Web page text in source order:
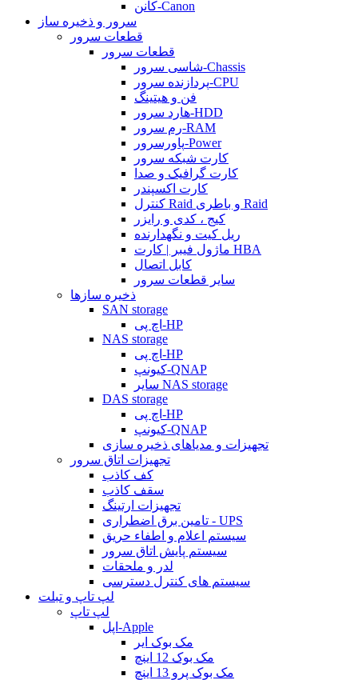
کانن-Canon
سرور و ذخیره ساز
قطعات سرور
قطعات سرور
شاسی سرور-Chassis
پردازنده سرور-CPU
فن و هیتینگ
هارد سرور-HDD
رم سرور-RAM
پاورسرور-Power
کارت شبکه سرور
کارت گرافیک و صدا
کارت اکسپندر
کنترل Raid و باطری Raid
کیج ، کدی و رایزر
ریل کیت و نگهدارنده
ماژول فیبر | کارت HBA
کابل اتصال
سایر قطعات سرور
ذخیره سازها
SAN storage
اچ پی-HP
NAS storage
اچ پی-HP
کیونپ-QNAP
سایر NAS storage
DAS storage
اچ پی-HP
کیونپ-QNAP
تجهیزات و مدیاهای ذخیره سازی
تجهیزات اتاق سرور
کف کاذب
سقف کاذب
تجهیزات ارتینگ
تامین برق اضطراری - UPS
سیستم اعلام و اطفاء حریق
سیستم پایش اتاق سرور
لدر و ملحقات
سیستم های کنترل دسترسی
لپ تاپ و تبلت
لپ تاپ
اپل-Apple
مک بوک ایر
مک بوک 12 اینچ
مک بوک پرو 13 اینچ